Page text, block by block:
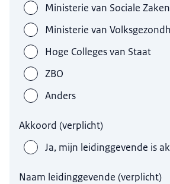
Ministerie van Sociale
Ministerie van
Hoge Colleges van Staat
ZBO
Anders
Akkoord (verplicht)
Ja, mijn leidinggevende is
Naam leidinggevende (verplicht)